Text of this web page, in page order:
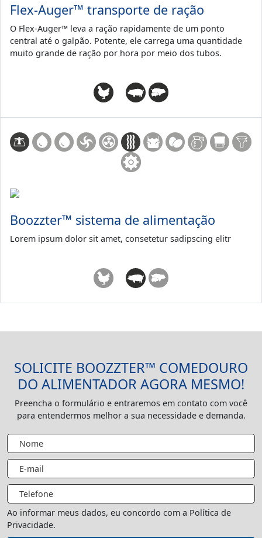
Flex-Auger™ transporte de ração
O Flex-Auger™ leva a ração rapidamente de um ponto
central até o galpão. Potente, ele carrega uma quantidade
muito grande de ração por hora por meio dos tubos.
Boozzter™ sistema de alimentação
Lorem ipsum dolor sit amet, consetetur sadipscing elitr
SOLICITE BOOZZTER™ COMEDOURO
DO ALIMENTADOR AGORA MESMO!
Preencha o formulário e entraremos em contato com você
para entendermos melhor a sua necessidade e demanda.
Ao informar meus dados, eu concordo com a Política de
Privacidade.